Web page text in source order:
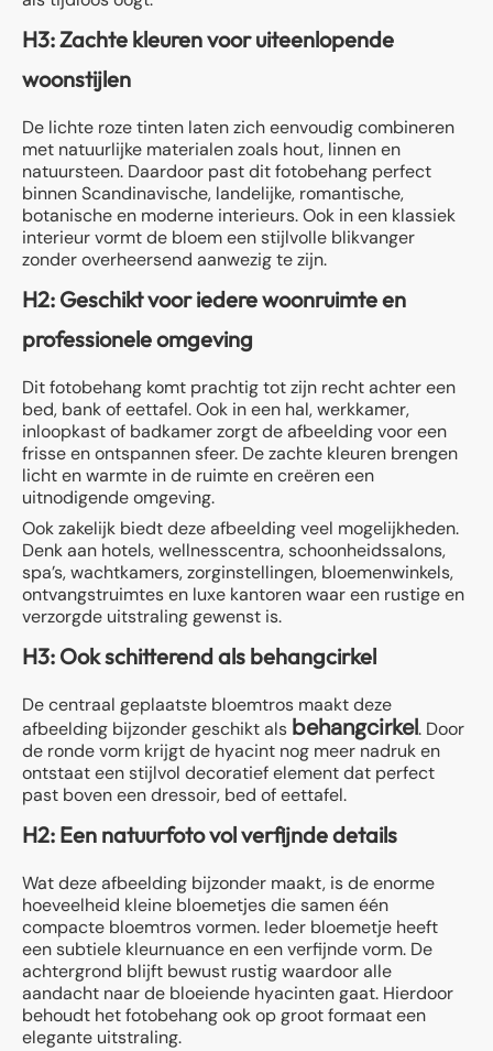
H3: Zachte kleuren voor uiteenlopende
woonstijlen
De lichte roze tinten laten zich eenvoudig combineren
met natuurlijke materialen zoals hout, linnen en
natuursteen. Daardoor past dit fotobehang perfect
binnen Scandinavische, landelijke, romantische,
botanische en moderne interieurs. Ook in een klassiek
interieur vormt de bloem een stijlvolle blikvanger
zonder overheersend aanwezig te zijn.
H2: Geschikt voor iedere woonruimte en
professionele omgeving
Dit fotobehang komt prachtig tot zijn recht achter een
bed, bank of eettafel. Ook in een hal, werkkamer,
inloopkast of badkamer zorgt de afbeelding voor een
frisse en ontspannen sfeer. De zachte kleuren brengen
licht en warmte in de ruimte en creëren een
uitnodigende omgeving.
Ook zakelijk biedt deze afbeelding veel mogelijkheden.
Denk aan hotels, wellnesscentra, schoonheidssalons,
spa’s, wachtkamers, zorginstellingen, bloemenwinkels,
ontvangstruimtes en luxe kantoren waar een rustige en
verzorgde uitstraling gewenst is.
H3: Ook schitterend als behangcirkel
De centraal geplaatste bloemtros maakt deze
afbeelding bijzonder geschikt als behangcirkel. Door
de ronde vorm krijgt de hyacint nog meer nadruk en
ontstaat een stijlvol decoratief element dat perfect
past boven een dressoir, bed of eettafel.
H2: Een natuurfoto vol verfijnde details
Wat deze afbeelding bijzonder maakt, is de enorme
hoeveelheid kleine bloemetjes die samen één
compacte bloemtros vormen. Ieder bloemetje heeft
een subtiele kleurnuance en een verfijnde vorm. De
achtergrond blijft bewust rustig waardoor alle
aandacht naar de bloeiende hyacinten gaat. Hierdoor
behoudt het fotobehang ook op groot formaat een
elegante uitstraling.